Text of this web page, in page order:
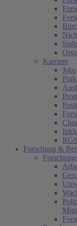
Karriere
Jobs
Forschung &